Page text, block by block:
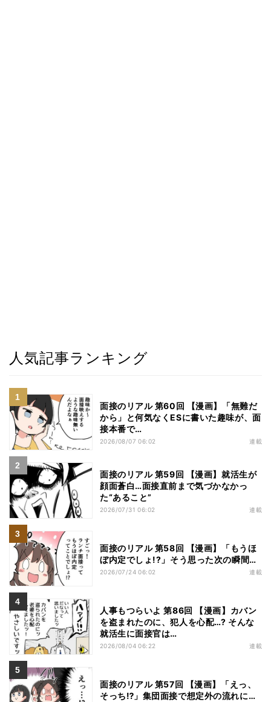
人気記事ランキング
面接のリアル 第60回 【漫画】「無難だ
から」と何気なくESに書いた趣味が、面
接本番で…
2026/08/07 06:02 連載
面接のリアル 第59回 【漫画】就活生が
顔面蒼白…面接直前まで気づかなかっ
た“あること”
2026/07/31 06:02 連載
面接のリアル 第58回 【漫画】「もうほ
ぼ内定でしょ!?」そう思った次の瞬間…
2026/07/24 06:02 連載
人事もつらいよ 第86回 【漫画】カバン
を盗まれたのに、犯人を心配…? そんな
就活生に面接官は…
2026/08/04 06:22 連載
面接のリアル 第57回 【漫画】「えっ、
そっち⁉」集団面接で想定外の流れに…